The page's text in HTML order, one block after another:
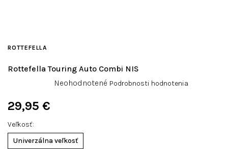
Veľkosť
Univerzálna veľkosť
29,95 €
Rottefella Touring Auto Combi NIS
ROTTEFELLA
Priemerné
z
5
Neohodnotené Podrobnosti hodnotenia